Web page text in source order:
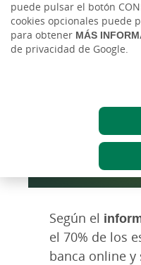
puede pulsar el botón
cookies opcionales puede
para obtener MÁS
de privacidad de Google.
Según el
el 70% de los
banca online y